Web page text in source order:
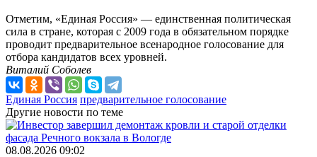
Отметим, «Единая Россия» — единственная политическая
сила в стране, которая с 2009 года в обязательном порядке
проводит предварительное всенародное голосование для
отбора кандидатов всех уровней.
Виталий Соболев
Единая Россия предварительное голосование
Другие новости по теме
08.08.2026 09:02